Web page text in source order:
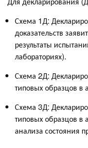
Схема 1Д:
доказательств
результаты
лабораториях).
Схема 2Д:
типовых образцов в
Схема 3Д:
типовых образцов в
анализа состояния